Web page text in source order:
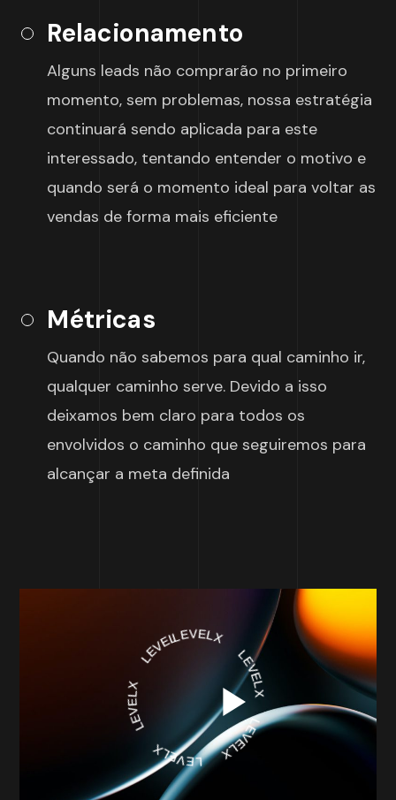
Relacionamento
Alguns leads não comprarão no primeiro
momento, sem problemas, nossa estratégia
continuará sendo aplicada para este
interessado, tentando entender o motivo e
quando será o momento ideal para voltar as
vendas de forma mais eficiente
Métricas
Quando não sabemos para qual caminho ir,
qualquer caminho serve. Devido a isso
deixamos bem claro para todos os
envolvidos o caminho que seguiremos para
alcançar a meta definida
LEVELX
LEVELX
LEVELX
LEVELX
LEVELX
LEVELX